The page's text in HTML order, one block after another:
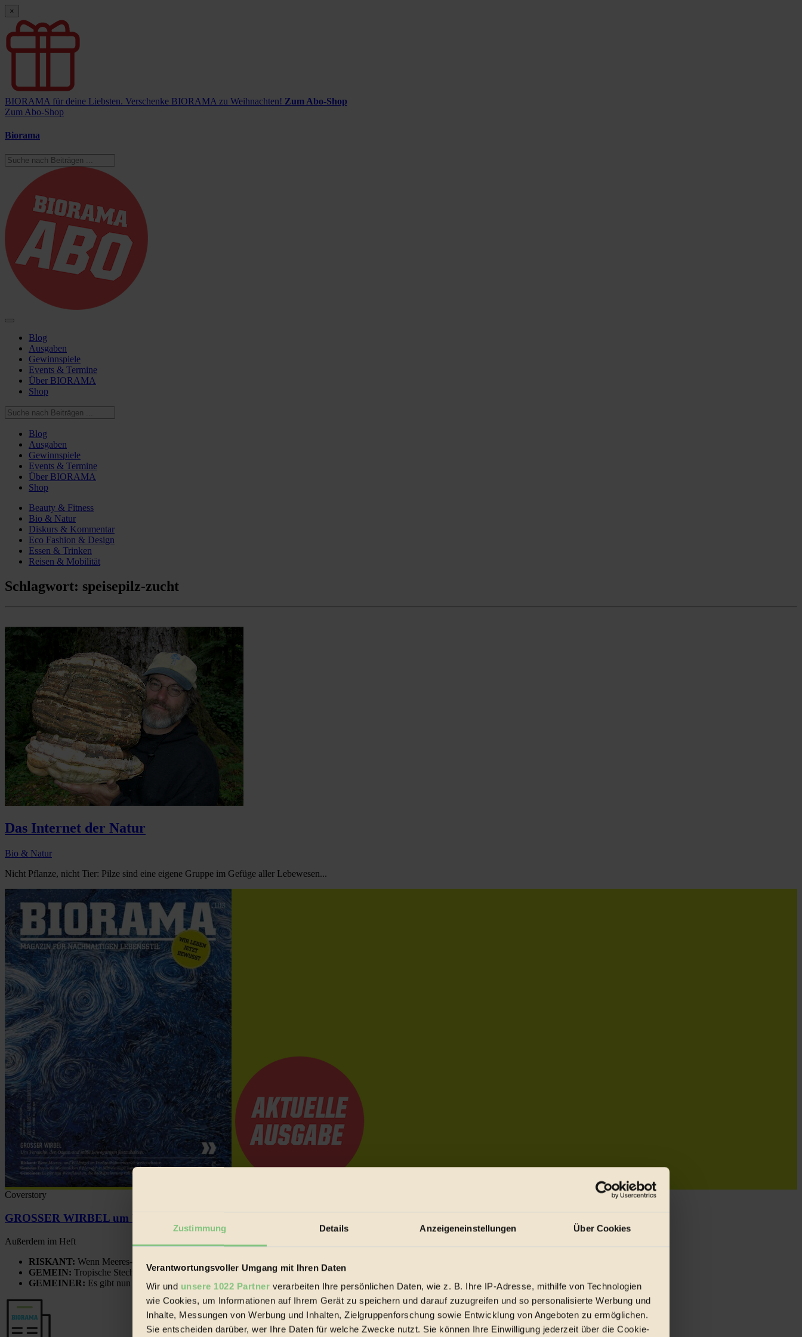
Zustimmung Details Anzeigeneinstellungen Über Cookies
Verantwortungsvoller Umgang mit Ihren Daten
Wir und unsere 1022 Partner verarbeiten Ihre persönlichen Daten, wie z. B. Ihre IP-Adresse, mithilfe von Technologien
wie Cookies, um Informationen auf Ihrem Gerät zu speichern und darauf zuzugreifen und so personalisierte Werbung und
Inhalte, Messungen von Werbung und Inhalten, Zielgruppenforschung sowie Entwicklung von Angeboten zu ermöglichen.
Sie entscheiden darüber, wer Ihre Daten für welche Zwecke nutzt. Sie können Ihre Einwilligung jederzeit über die Cookie-
×
BIORAMA für deine Liebsten. Verschenke BIORAMA zu Weihnachten! Zum Abo-Shop
Zum Abo-Shop
Biorama
Blog
Ausgaben
Gewinnspiele
Events & Termine
Über BIORAMA
Shop
Blog
Ausgaben
Gewinnspiele
Events & Termine
Über BIORAMA
Shop
Beauty & Fitness
Bio & Natur
Diskurs & Kommentar
Eco Fashion & Design
Essen & Trinken
Reisen & Mobilität
Schlagwort: speisepilz-zucht
Das Internet der Natur
Bio & Natur
Nicht Pflanze, nicht Tier: Pilze sind eine eigene Gruppe im Gefüge aller Lebewesen...
Coverstory
GROSSER WIRBEL um Versuche, den Ozean und seine Bewegungen festzuhalten.
Außerdem im Heft
RISKANT: Wenn Meeres- und Wildvögel im Freilandhühnerbetrieb vorbeischauen.
GEMEIN: Tropische Stechmücken fühlen sich in Mitteleuropa inziwschen oft zu Hause.
GEMEINER: Es gibt nun Weinflaschen, die nach Entleerung voll wieder zu dir zurückkommen.